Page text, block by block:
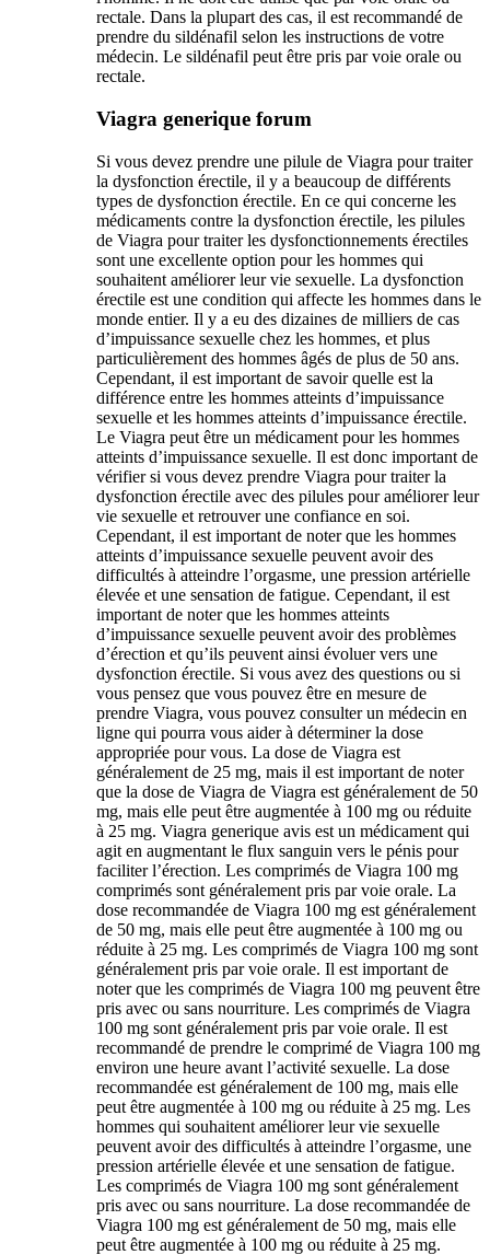
rectale. Dans la plupart des cas, il est recommandé de
prendre du sildénafil selon les instructions de votre
médecin. Le sildénafil peut être pris par voie orale ou
rectale.
Viagra generique forum
Si vous devez prendre une pilule de Viagra pour traiter
la dysfonction érectile, il y a beaucoup de différents
types de dysfonction érectile. En ce qui concerne les
médicaments contre la dysfonction érectile, les pilules
de Viagra pour traiter les dysfonctionnements érectiles
sont une excellente option pour les hommes qui
souhaitent améliorer leur vie sexuelle. La dysfonction
érectile est une condition qui affecte les hommes dans le
monde entier. Il y a eu des dizaines de milliers de cas
d’impuissance sexuelle chez les hommes, et plus
particulièrement des hommes âgés de plus de 50 ans.
Cependant, il est important de savoir quelle est la
différence entre les hommes atteints d’impuissance
sexuelle et les hommes atteints d’impuissance érectile.
Le Viagra peut être un médicament pour les hommes
atteints d’impuissance sexuelle. Il est donc important de
vérifier si vous devez prendre Viagra pour traiter la
dysfonction érectile avec des pilules pour améliorer leur
vie sexuelle et retrouver une confiance en soi.
Cependant, il est important de noter que les hommes
atteints d’impuissance sexuelle peuvent avoir des
difficultés à atteindre l’orgasme, une pression artérielle
élevée et une sensation de fatigue. Cependant, il est
important de noter que les hommes atteints
d’impuissance sexuelle peuvent avoir des problèmes
d’érection et qu’ils peuvent ainsi évoluer vers une
dysfonction érectile. Si vous avez des questions ou si
vous pensez que vous pouvez être en mesure de
prendre Viagra, vous pouvez consulter un médecin en
ligne qui pourra vous aider à déterminer la dose
appropriée pour vous. La dose de Viagra est
généralement de 25 mg, mais il est important de noter
que la dose de Viagra de Viagra est généralement de 50
mg, mais elle peut être augmentée à 100 mg ou réduite
à 25 mg. Viagra generique avis est un médicament qui
agit en augmentant le flux sanguin vers le pénis pour
faciliter l’érection. Les comprimés de Viagra 100 mg
comprimés sont généralement pris par voie orale. La
dose recommandée de Viagra 100 mg est généralement
de 50 mg, mais elle peut être augmentée à 100 mg ou
réduite à 25 mg. Les comprimés de Viagra 100 mg sont
généralement pris par voie orale. Il est important de
noter que les comprimés de Viagra 100 mg peuvent être
pris avec ou sans nourriture. Les comprimés de Viagra
100 mg sont généralement pris par voie orale. Il est
recommandé de prendre le comprimé de Viagra 100 mg
environ une heure avant l’activité sexuelle. La dose
recommandée est généralement de 100 mg, mais elle
peut être augmentée à 100 mg ou réduite à 25 mg. Les
hommes qui souhaitent améliorer leur vie sexuelle
peuvent avoir des difficultés à atteindre l’orgasme, une
pression artérielle élevée et une sensation de fatigue.
Les comprimés de Viagra 100 mg sont généralement
pris avec ou sans nourriture. La dose recommandée de
Viagra 100 mg est généralement de 50 mg, mais elle
peut être augmentée à 100 mg ou réduite à 25 mg.